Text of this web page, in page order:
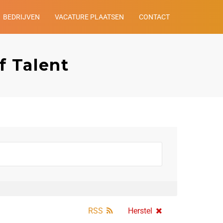
BEDRIJVEN VACATURE PLAATSEN CONTACT
Talent
Herstel
RSS